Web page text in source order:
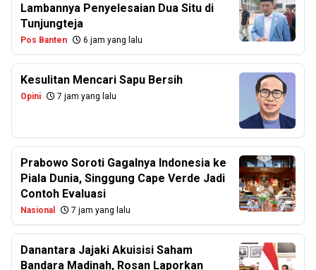
Lambannya Penyelesaian Dua Situ di
Tunjungteja
Pos Banten 6 jam yang lalu
Kesulitan Mencari Sapu Bersih
Opini 7 jam yang lalu
Prabowo Soroti Gagalnya Indonesia ke
Piala Dunia, Singgung Cape Verde Jadi
Contoh Evaluasi
Nasional 7 jam yang lalu
Danantara Jajaki Akuisisi Saham
Bandara Madinah, Rosan Laporkan